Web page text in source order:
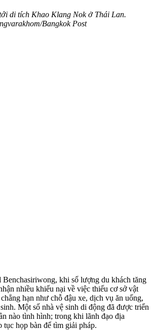
di tích Khao Klang Nok ở Thái Lan.
Bangkok Post
Benchasiriwong, khi số lượng du khách tăng
nhiều khiếu nại về việc thiếu cơ sở vật
hạn như chỗ đậu xe, dịch vụ ăn uống,
Một số nhà vệ sinh di động đã được triển
nào tình hình; trong khi lãnh đạo địa
tục họp bàn để tìm giải pháp.